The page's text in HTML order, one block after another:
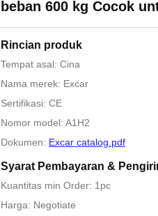
beban 600 kg Cocok
Rincian produk
Tempat asal: Cina
Nama merek: Excar
Sertifikasi: CE
Nomor model: A1H2
Dokumen: Excar catalog.pdf
Syarat Pembayaran &
Kuantitas min Order: 1pc
Harga: Negotiate